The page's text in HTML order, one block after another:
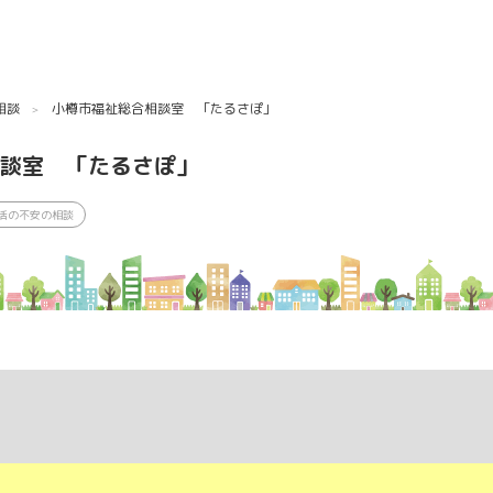
談 小樽市福祉総合相談室 「たるさぽ」
室 「たるさぽ」
の不安の相談